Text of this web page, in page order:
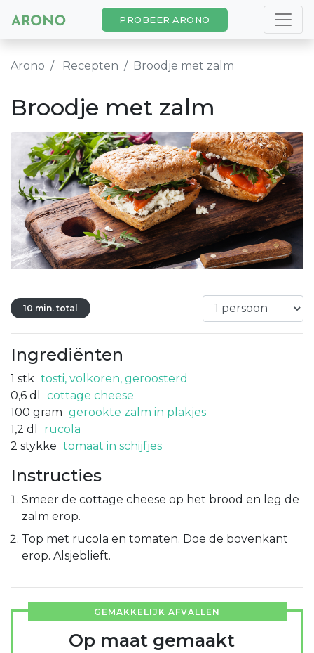
PROBEER ARONO
Arono Recepten Broodje met zalm
Broodje met zalm
10 min. total
Ingrediënten
1 stk tosti, volkoren, geroosterd
0,6 dl
cottage cheese
100 gram gerookte zalm in plakjes
1,2 dl
rucola
2 stykke tomaat in schijfjes
Instructies
Smeer de cottage cheese op het brood en leg de
zalm erop.
Top met rucola en tomaten. Doe de bovenkant
erop. Alsjeblieft.
GEMAKKELIJK AFVALLEN
Op maat gemaakt